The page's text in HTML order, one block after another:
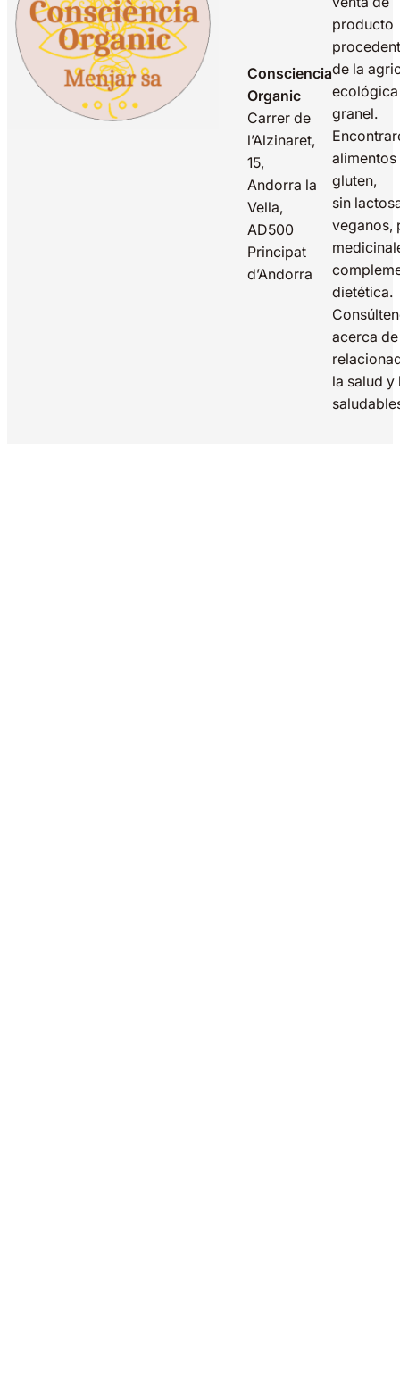
Consciencia
Organic
Carrer de
l’Alzinaret,
15,
Andorra la
Vella,
AD500
Principat
d’Andorra
producto
de la
granel.
alimentos
gluten,
sin
veganos,
dietética.
acerca
la salud y